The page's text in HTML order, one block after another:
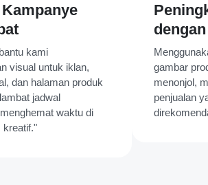
iklan,
produk
waktu di
dengan Alat
Menggunakan alat
gambar produk
menonjol,
penjualan yang
direkomendasikan!